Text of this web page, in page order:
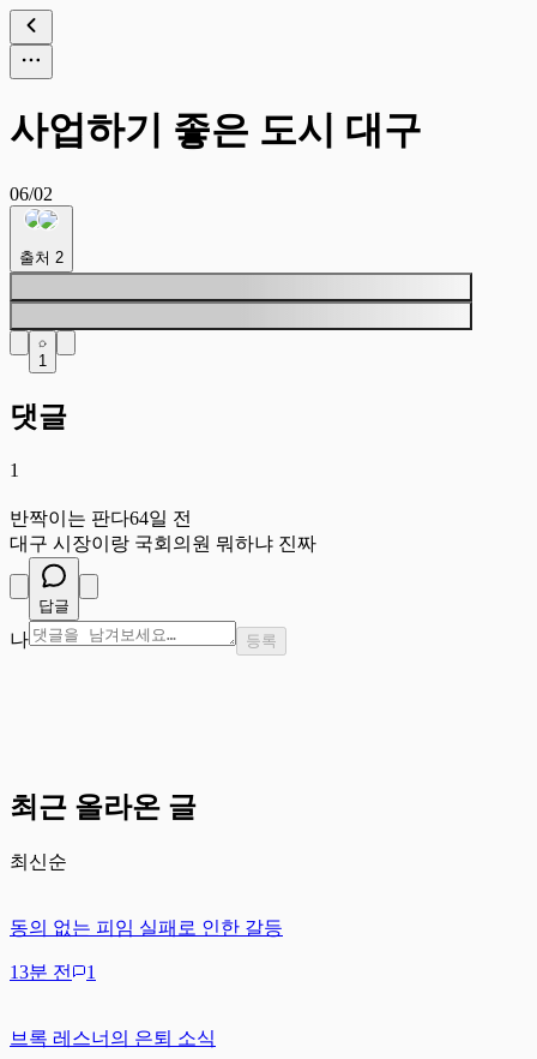
사업하기 좋은 도시 대구
06/02
출처 2
1
댓글
1
반짝이는 판다64일 전
대구 시장이랑 국회의원 뭐하냐 진짜
답글
나 등록
최근 올라온 글
최신순
동의 없는 피임 실패로 인한 갈등
13분 전 1
브록 레스너의 은퇴 소식